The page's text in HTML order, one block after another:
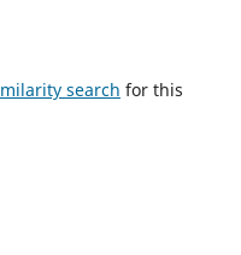
search for this